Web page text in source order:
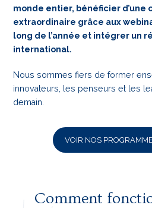
monde entier, bénéficier
extraordinaire grâce aux
long de l’année et intégrer un
international.
Nous sommes fiers de former
innovateurs, les penseurs et les
demain.
VOIR NOS
Comment